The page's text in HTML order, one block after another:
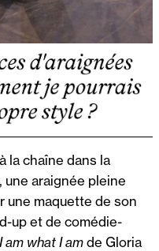
la chaîne dans la
une araignée pleine
une maquette de son
up et de comédie-
I am what I amde Gloria